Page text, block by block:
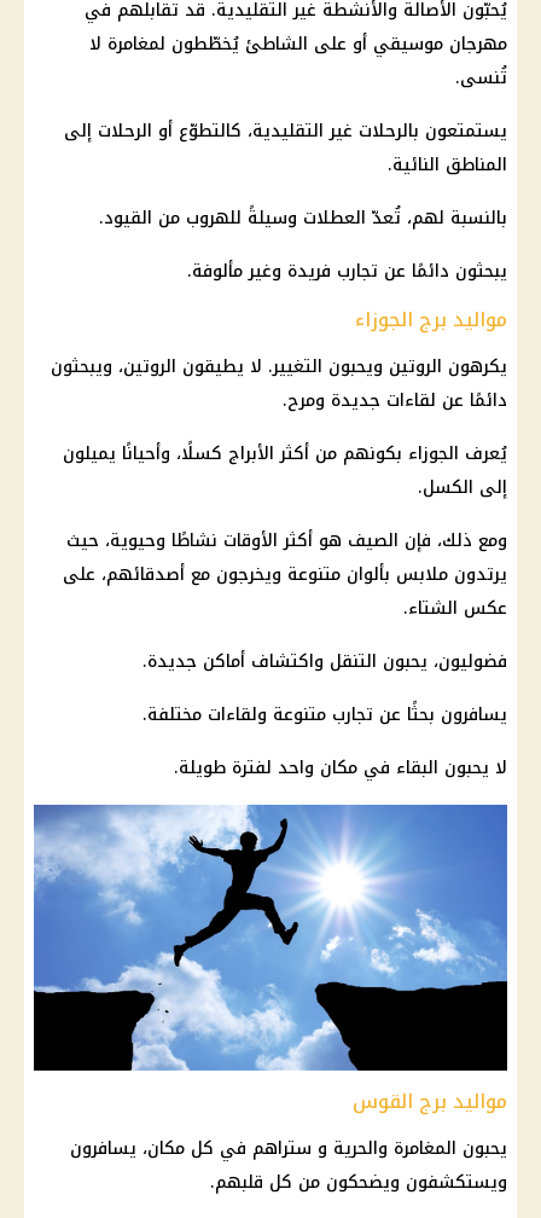
يُحبّون الأصالة والأنشطة غير التقليدية. قد تقابلهم في
مهرجان موسيقي أو على الشاطئ يُخطّطون لمغامرة لا
تُنسى.
يستمتعون بالرحلات غير التقليدية، كالتطوّع أو الرحلات إلى
المناطق النائية.
بالنسبة لهم، تُعدّ العطلات وسيلةً للهروب من القيود.
يبحثون دائمًا عن تجارب فريدة وغير مألوفة.
مواليد برج الجوزاء
يكرهون الروتين ويحبون التغيير. لا يطيقون الروتين، ويبحثون
دائمًا عن لقاءات جديدة ومرح.
يُعرف الجوزاء بكونهم من أكثر الأبراج كسلًا، وأحيانًا يميلون
إلى الكسل.
ومع ذلك، فإن الصيف هو أكثر الأوقات نشاطًا وحيوية، حيث
يرتدون ملابس بألوان متنوعة ويخرجون مع أصدقائهم، على
عكس الشتاء.
فضوليون، يحبون التنقل واكتشاف أماكن جديدة.
يسافرون بحثًا عن تجارب متنوعة ولقاءات مختلفة.
لا يحبون البقاء في مكان واحد لفترة طويلة.
مواليد برج القوس
يحبون المغامرة والحرية و ستراهم في كل مكان، يسافرون
ويستكشفون ويضحكون من كل قلبهم.